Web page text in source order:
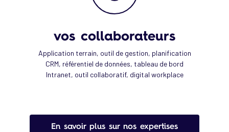
vos collaborateurs
Application terrain, outil de gestion, planification
CRM, référentiel de données, tableau de bord
Intranet, outil collaboratif, digital workplace
En savoir plus sur nos expertises